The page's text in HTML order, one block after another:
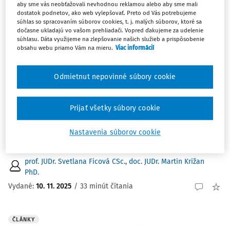
Zoradiť podľa:
Najnovšie
Najstaršie
Žaloby na ochranu kolektívnych záujmov
spotrebiteľov
Hoci je zákon o žalobách na ochranu kolektívnych
záujmov spotrebiteľov účinný už viac ako dva roky,
nebola zatiaľ podaná ani jedna žaloba o vydanie
nápravného opatrenia. Reálne teda neexistujú žiadne
prof. JUDr. Svetlana Ficová CSc., doc. JUDr. Martin Križan
PhD.
Vydané: 10. 11. 2025 / 33 minút čítania
ČLÁNKY
aby sme vás neobťažovali nevhodnou reklamou alebo aby sme mali
dostatok podnetov, ako web vylepšovať. Preto od Vás potrebujeme
súhlas so spracovaním súborov cookies, t. j. malých súborov, ktoré sa
dočasne ukladajú vo vašom prehliadači. Vopred ďakujeme za udelenie
súhlasu. Dáta využijeme na zlepšovanie našich služieb a prispôsobenie
obsahu webu priamo Vám na mieru. Viac informácií
Nastavenia súborov cookie
Odmietnut nepovinné súbory cookie
Prijať všetky súbory cookie